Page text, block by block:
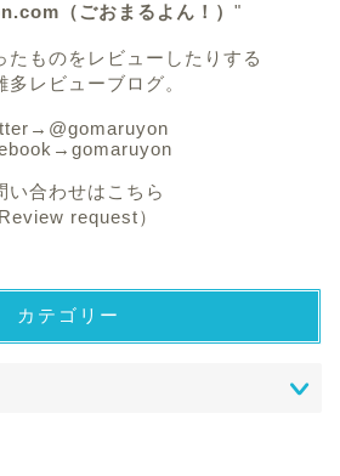
（ごおまるよん！） "
たものをレビューしたりする
多レビューブログ。
@gomaruyon
gomaruyon
い合わせはこちら
Review request）
カテゴリー